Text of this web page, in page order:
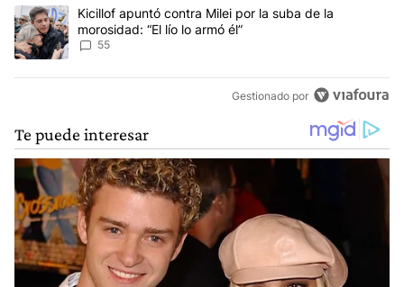
Un artículo de tendencia con el título "Kicillof apuntó contra Milei
Kicillof apuntó contra Milei por la suba de la
morosidad: “El lío lo armó él”
55
Gestionado por